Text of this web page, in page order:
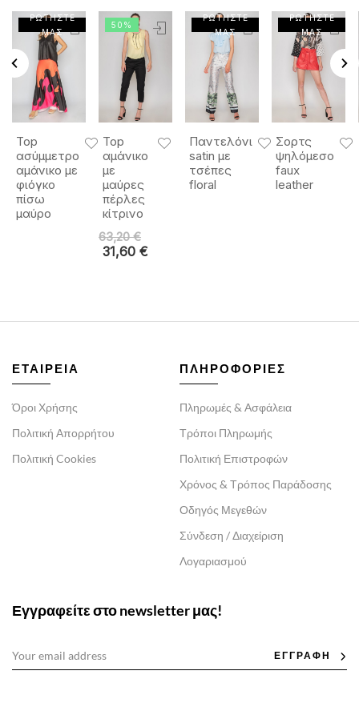
ΡΩΤΗΣΤΕ
ΜΑΣ
Top
ασύμμετρο
αμάνικο με
φιόγκο
πίσω
μαύρο
50%
Top
αμάνικο
με
μαύρες
πέρλες
κίτρινο
63,20€
31,60€
ΡΩΤΗΣΤΕ
ΜΑΣ
Παντελόνι
satin με
τσέπες
floral
ΡΩΤΗΣΤΕ
ΜΑΣ
Σορτς
ψηλόμεσο
faux
leather
ΕΤΑΙΡΕΙΑ
Όροι Χρήσης
Πολιτική Απορρήτου
Πολιτική Cookies
ΠΛΗΡΟΦΟΡΙΕΣ
Πληρωμές & Ασφάλεια
Τρόποι Πληρωμής
Πολιτική Επιστροφών
Χρόνος & Τρόπος Παράδοσης
Οδηγός Μεγεθών
Σύνδεση / Διαχείριση
Λογαριασμού
Εγγραφείτε στο newsletter μας!
ΕΓΓΡΑΦΗ